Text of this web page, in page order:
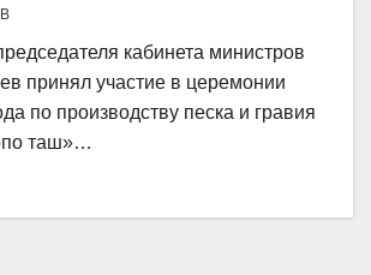
кабинета министров
принял участие в церемонии
по производству песка и гравия
таш»…